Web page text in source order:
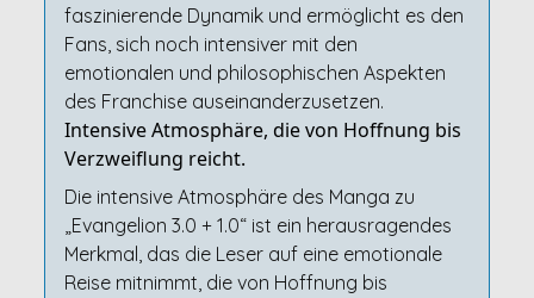
faszinierende Dynamik und ermöglicht es den
Fans, sich noch intensiver mit den
emotionalen und philosophischen Aspekten
des Franchise auseinanderzusetzen.
Intensive Atmosphäre, die von Hoffnung bis
Verzweiflung reicht.
Die intensive Atmosphäre des Manga zu
„Evangelion 3.0 + 1.0“ ist ein herausragendes
Merkmal, das die Leser auf eine emotionale
Reise mitnimmt, die von Hoffnung bis